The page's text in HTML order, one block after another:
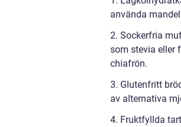
använda
2. Sockerfria
som stevia eller
chiafrön.
3. Glutenfritt
av alternativa
4. Fruktfyllda